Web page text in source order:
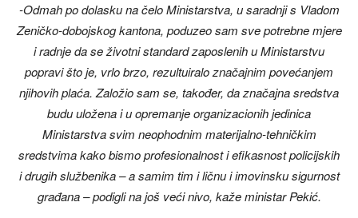
-Odmah po dolasku na čelo Ministarstva, u saradnji s Vladom
Zeničko-dobojskog kantona, poduzeo sam sve potrebne mjere
i radnje da se životni standard zaposlenih u Ministarstvu
popravi što je, vrlo brzo, rezultuiralo značajnim povećanjem
njihovih plaća. Založio sam se, također, da značajna sredstva
budu uložena i u opremanje organizacionih jedinica
Ministarstva svim neophodnim materijalno-tehničkim
sredstvima kako bismo profesionalnost i efikasnost policijskih
i drugih službenika – a samim tim i ličnu i imovinsku sigurnost
građana – podigli na još veći nivo, kaže ministar Pekić.